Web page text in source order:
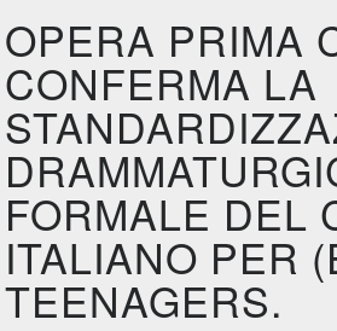
OPERA PRIMA
CONFERMA LA
FORMALE DEL
ITALIANO PER
TEENAGERS.